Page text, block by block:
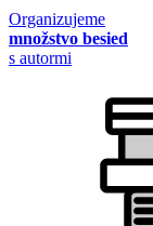
Organizujeme
množstvo besied
s autormi